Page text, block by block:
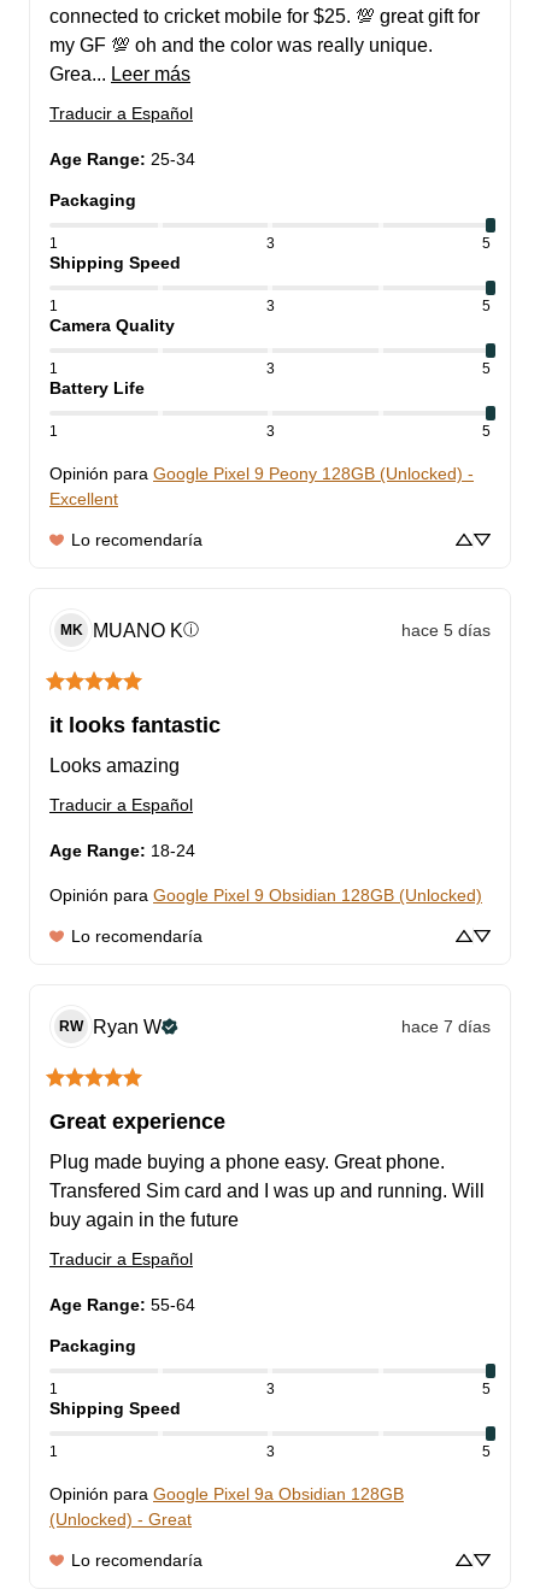
connected to cricket mobile for $25. 💯 great gift for
my GF 💯 oh and the color was really unique.
Grea... Leer más
Traducir a Español
Age Range: 25-34
Packaging
1 3 5
Shipping Speed
1 3 5
Camera Quality
1 3 5
Battery Life
1 3 5
Opinión para Google Pixel 9 Peony 128GB (Unlocked) -
Excellent
Lo recomendaría
MK MUANO Kⓘ hace 5 días
it looks fantastic
Looks amazing
Traducir a Español
Age Range: 18-24
Opinión para Google Pixel 9 Obsidian 128GB (Unlocked)
Lo recomendaría
RW Ryan W hace 7 días
Great experience
Plug made buying a phone easy. Great phone.
Transfered Sim card and I was up and running. Will
buy again in the future
Traducir a Español
Age Range: 55-64
Packaging
1 3 5
Shipping Speed
1 3 5
Opinión para Google Pixel 9a Obsidian 128GB
(Unlocked) - Great
Lo recomendaría